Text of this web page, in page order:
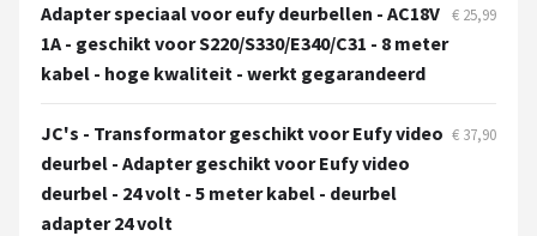
Teceye
Smartwares
Adapter speciaal voor eufy deurbellen - AC18V
1A - geschikt voor S220/S330/E340/C31 - 8 meter
kabel - hoge kwaliteit - werkt gegarandeerd
€ 25,99
JC's - Transformator geschikt voor Eufy video
deurbel - Adapter geschikt voor Eufy video
deurbel - 24 volt - 5 meter kabel - deurbel
adapter 24 volt
€ 37,90